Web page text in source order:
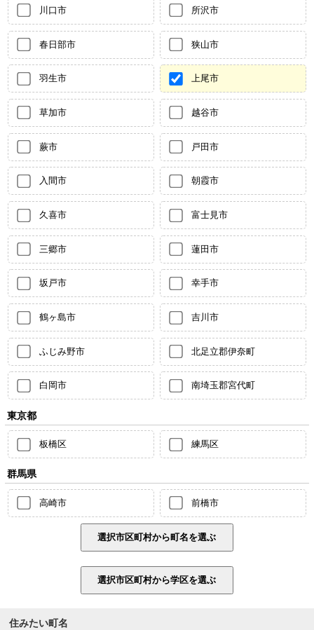
川口市 所沢市
春日部市 狭山市
羽生市 上尾市
草加市 越谷市
蕨市 戸田市
入間市 朝霞市
久喜市 富士見市
三郷市 蓮田市
坂戸市 幸手市
鶴ヶ島市 吉川市
ふじみ野市 北足立郡伊奈町
白岡市 南埼玉郡宮代町
東京都
板橋区 練馬区
群馬県
高崎市 前橋市
住みたい町名